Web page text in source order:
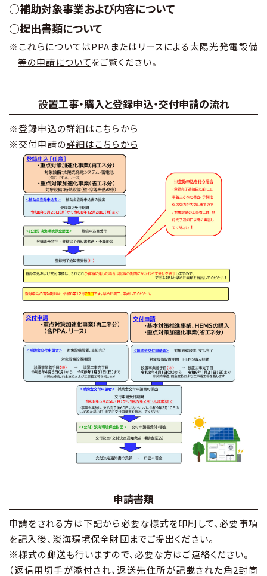
○補助対象事業および内容について
○提出書類について
※これらについてはPPAまたはリースによる太陽光発電設備
等の申請についてをご覧ください。
設置工事・購入と登録申込・交付申請の流れ
※登録申込の詳細はこちらから
※交付申請の詳細はこちらから
申請書類
申請をされる方は下記から必要な様式を印刷して、必要事項
を記入後、淡海環境保全財団までご提出ください。
※様式の郵送も行いますので、必要な方はご連絡ください。
（返信用切手が添付され、返送先住所が記載された角2封筒